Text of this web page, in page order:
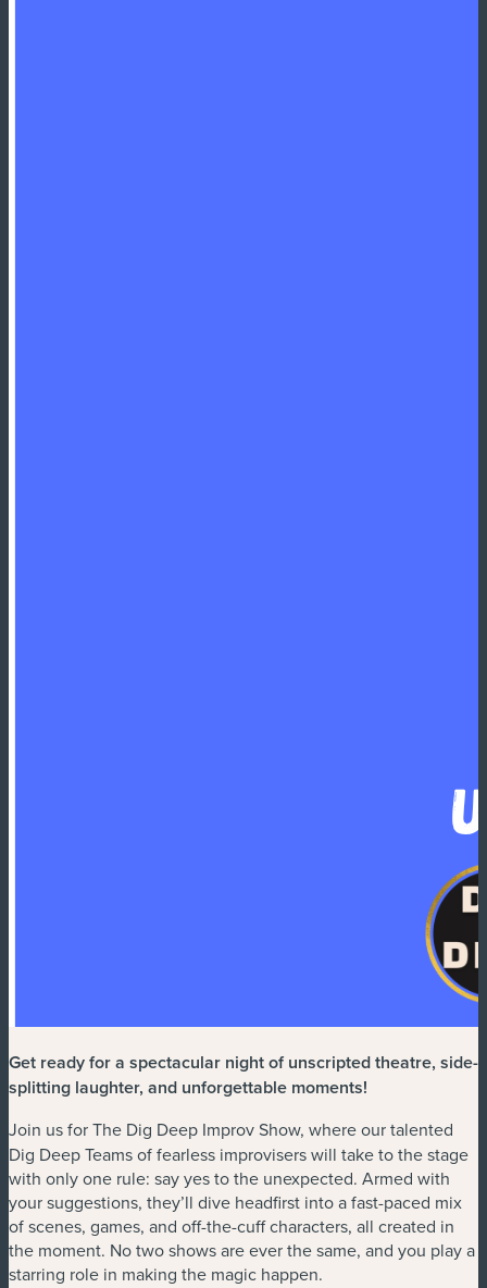
Get ready for a spectacular night of unscripted theatre, side-
splitting laughter, and unforgettable moments!
Join us for The Dig Deep Improv Show, where our talented
Dig Deep Teams of fearless improvisers will take to the stage
with only one rule: say yes to the unexpected. Armed with
your suggestions, they’ll dive headfirst into a fast-paced mix
of scenes, games, and off-the-cuff characters, all created in
the moment. No two shows are ever the same, and you play a
starring role in making the magic happen.